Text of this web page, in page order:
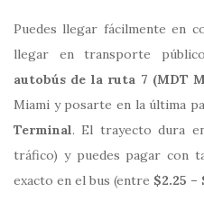
Puedes llegar fácilmente en
llegar en transporte
autobús de la ruta 7 (MDT
Miami y posarte en la última
Terminal. El trayecto dura
tráfico) y puedes pagar con
exacto en el bus (entre $2.25 –